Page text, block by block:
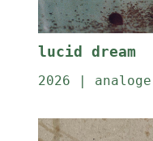
lucid dream
2026 |